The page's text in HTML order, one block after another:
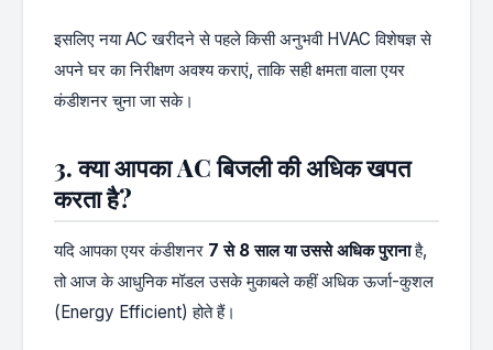
इसलिए नया AC खरीदने से पहले किसी अनुभवी HVAC विशेषज्ञ से
अपने घर का निरीक्षण अवश्य कराएं, ताकि सही क्षमता वाला एयर
कंडीशनर चुना जा सके।
3. क्या आपका AC बिजली की अधिक खपत
करता है?
यदि आपका एयर कंडीशनर 7 से 8 साल या उससे अधिक पुरानाहै,
तो आज के आधुनिक मॉडल उसके मुकाबले कहीं अधिक ऊर्जा-कुशल
(Energy Efficient) होते हैं।